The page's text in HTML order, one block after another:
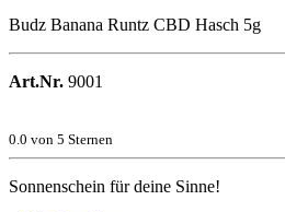
Budz Banana Runtz CBD Hasch 5g
Art.Nr. 9001
0.0 von 5 Sternen
Sonnenschein für deine Sinne!